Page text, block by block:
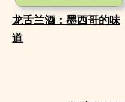
龙舌兰酒：墨西哥的味
道